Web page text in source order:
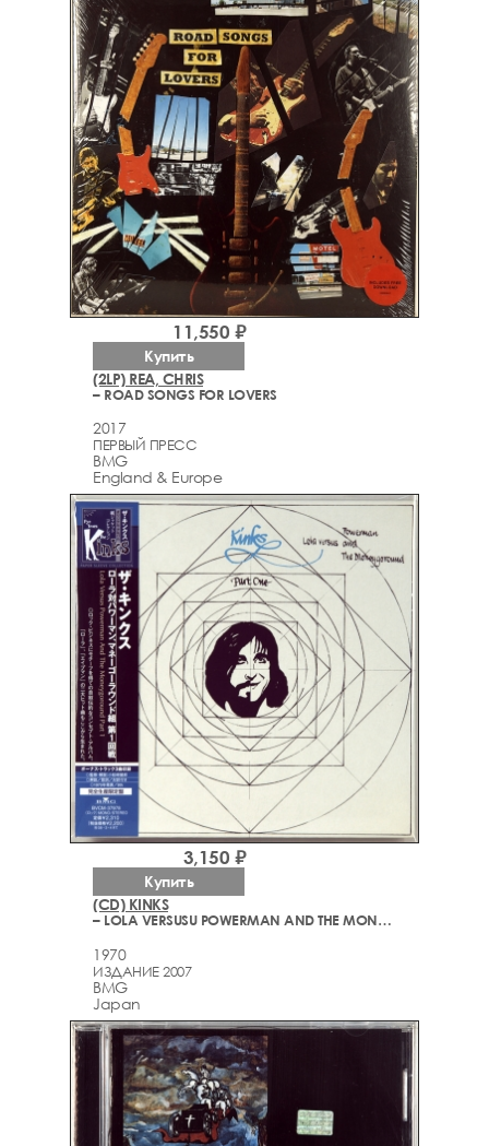
(2LP) REA, CHRIS
– ROAD SONGS FOR LOVERS
2017
ПЕРВЫЙ ПРЕСС
BMG
England & Europe
11,550 ₽
Купить
(CD) KINKS
– LOLA VERSUSU POWERMAN AND THE MONEYGOROUND PART ONE
1970
ИЗДАНИЕ 2007
BMG
Japan
3,150 ₽
Купить